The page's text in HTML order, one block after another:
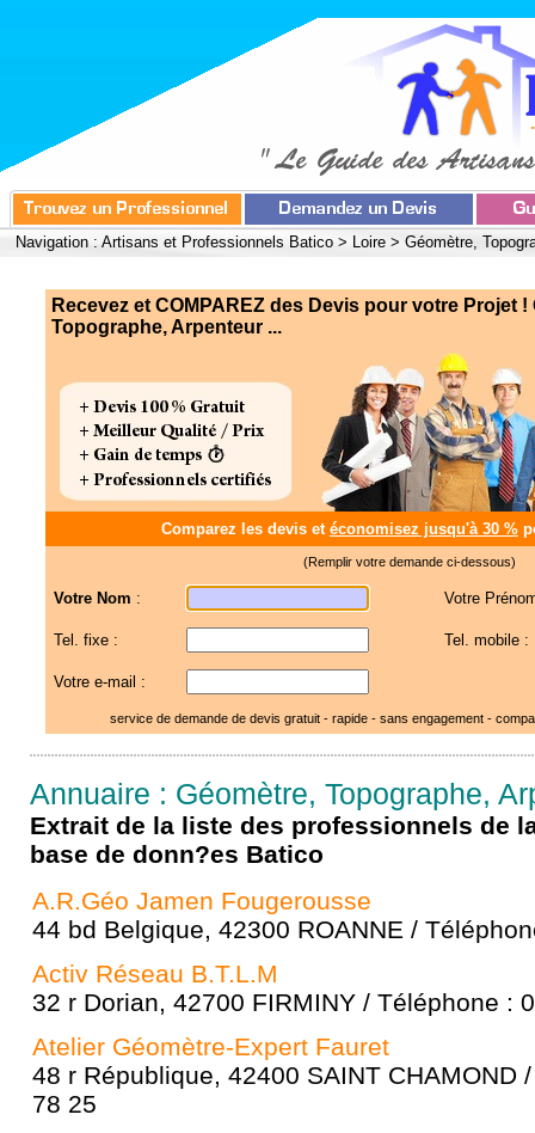
Navigation : Artisans et Professionnels Batico > Loire > Géomètre,
Recevez et COMPAREZ des Devis pour votre Projet !
Topographe, Arpenteur ...
Comparez les devis et économisez jusqu'à 30 %
(Remplir votre demande ci-dessous)
Votre Nom : Votre
Tel. fixe : Tel. mobile :
Votre e-mail :
service de demande de devis gratuit - rapide - sans engagement -
Annuaire : Géomètre, Topographe,
Extrait de la liste des professionnels de
base de donn?es Batico
A.R.Géo Jamen Fougerousse
44 bd Belgique, 42300 ROANNE /
Activ Réseau B.T.L.M
32 r Dorian, 42700 FIRMINY / Téléphone :
Atelier Géomètre-Expert Fauret
48 r République, 42400 SAINT CHAMOND
78 25